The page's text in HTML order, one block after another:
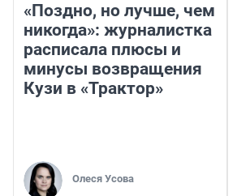
«Поздно, но лучше, чем
никогда»: журналистка
расписала плюсы и
минусы возвращения
Кузи в «Трактор»
Олеся Усова